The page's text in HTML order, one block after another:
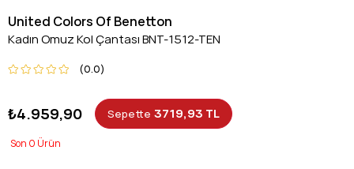
United Colors Of Benetton
Kadın Omuz Kol Çantası BNT-1512-TEN
0.0
₺4.959,90 Sepette 3719,93 TL
0